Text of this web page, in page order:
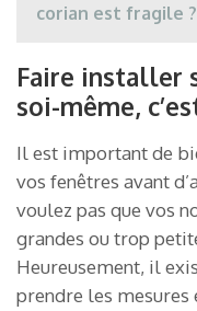
corian est fragile ?
Faire installer
soi-même,
Il est important de
vos fenêtres avant
voulez pas que vos
grandes ou trop
Heureusement, il
prendre les